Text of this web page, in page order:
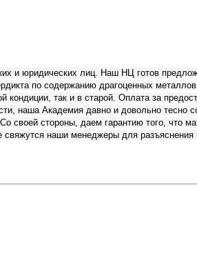
и юридических лиц. Наш НЦ готов
по содержанию драгоценных
так и в старой. Оплата за
наша Академия давно и довольно тесно
стороны, даем гарантию того, что
наши менеджеры для